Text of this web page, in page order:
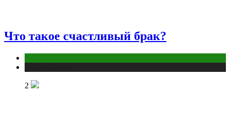
Что такое счастливый брак?
2